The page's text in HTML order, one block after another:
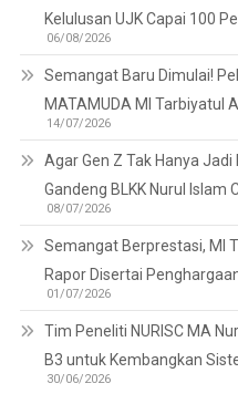
Kelulusan UJK Capai 100
06/08/2026
Semangat Baru Dimulai!
MATAMUDA MI Tarbiyatul
14/07/2026
Agar Gen Z Tak Hanya
Gandeng BLKK Nurul Islam
08/07/2026
Semangat Berprestasi, MI
Rapor Disertai
01/07/2026
Tim Peneliti NURISC MA
B3 untuk Kembangkan
30/06/2026